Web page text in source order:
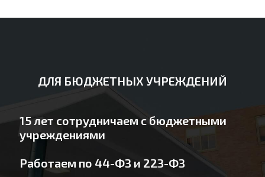
ДЛЯ БЮДЖЕТНЫХ УЧРЕЖДЕНИЙ
15 лет сотрудничаем с бюджетными
учреждениями
Работаем по 44-ФЗ и 223-ФЗ